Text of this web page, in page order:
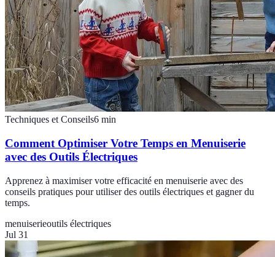
Techniques et Conseils6 min
Comment Optimiser Votre Temps en Menuiserie
avec des Outils Électriques
Apprenez à maximiser votre efficacité en menuiserie avec des
conseils pratiques pour utiliser des outils électriques et gagner du
temps.
menuiserieoutils électriques
Jul 31